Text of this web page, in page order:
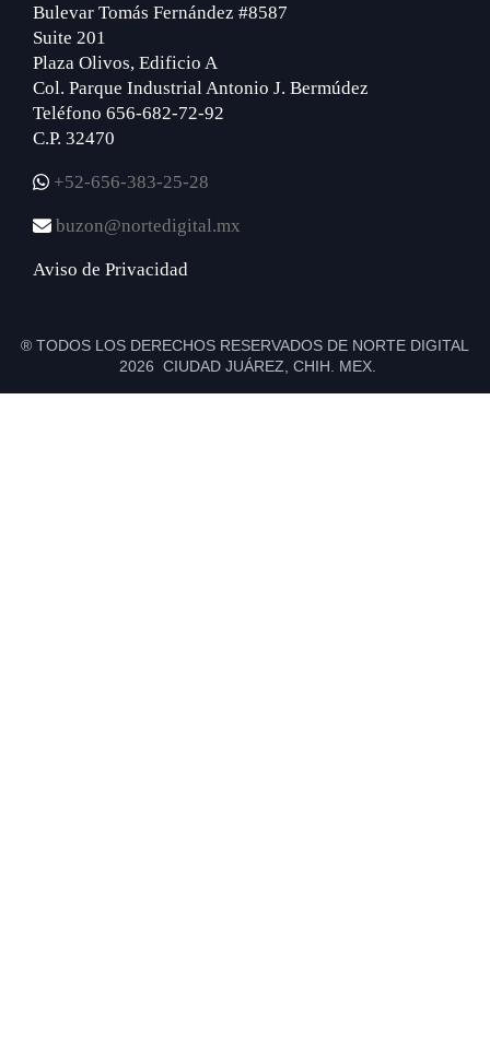
Bulevar Tomás Fernández #8587
Suite 201
Plaza Olivos, Edificio A
Col. Parque Industrial Antonio J. Bermúdez
Teléfono 656-682-72-92
C.P. 32470
+52-656-383-25-28
buzon@nortedigital.mx
Aviso de Privacidad
® TODOS LOS DERECHOS RESERVADOS DE NORTE DIGITAL
2026 CIUDAD JUÁREZ, CHIH. MEX.